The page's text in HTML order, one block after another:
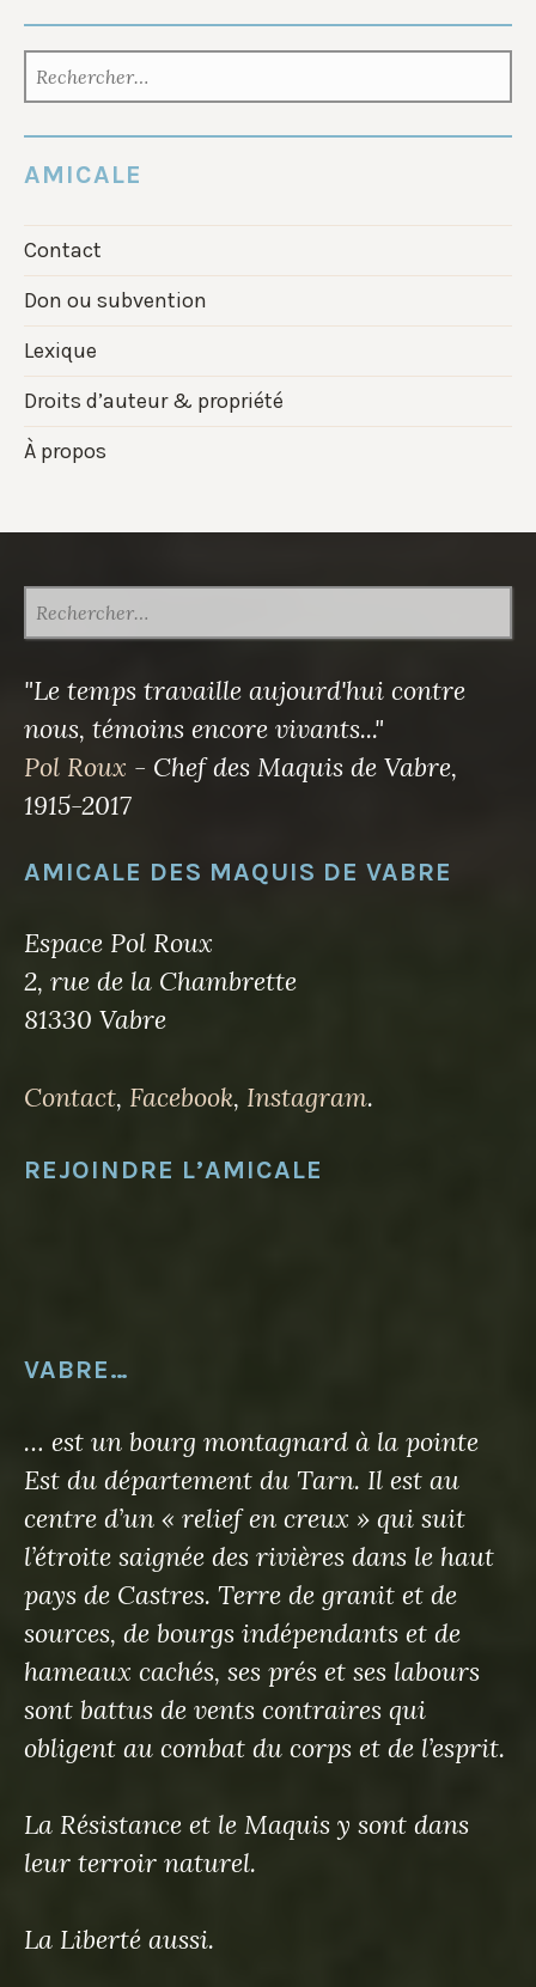
AMICALE
Contact
Don ou subvention
Lexique
Droits d’auteur & propriété
À propos
"Le temps travaille aujourd'hui contre
nous, témoins encore vivants..."
Pol Roux - Chef des Maquis de Vabre,
1915-2017
AMICALE DES MAQUIS DE VABRE
Espace Pol Roux
2, rue de la Chambrette
81330 Vabre
Contact, Facebook, Instagram.
REJOINDRE L’AMICALE
VABRE…
… est un bourg montagnard à la pointe
Est du département du Tarn. Il est au
centre d’un « relief en creux » qui suit
l’étroite saignée des rivières dans le haut
pays de Castres. Terre de granit et de
sources, de bourgs indépendants et de
hameaux cachés, ses prés et ses labours
sont battus de vents contraires qui
obligent au combat du corps et de l’esprit.
La Résistance et le Maquis y sont dans
leur terroir naturel.
La Liberté aussi.